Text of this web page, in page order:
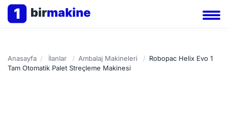
1 birmakine
Anasayfa / İlanlar / Ambalaj Makineleri / Robopac Helix Evo 1
Tam Otomatik Palet Streçleme Makinesi